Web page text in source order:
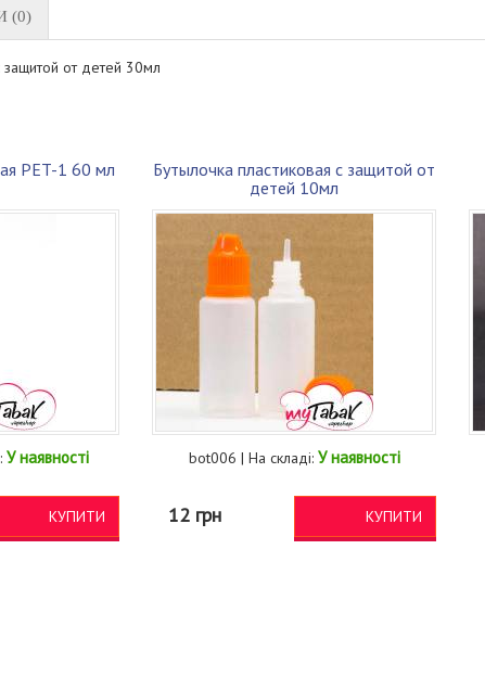
(0)
защитой от детей 30мл
PET-1 60 мл
У наявності
КУПИТИ
Бутылочка пластиковая с защитой от
детей 10мл
bot006 | На складі: У наявності
12 грн КУПИТИ